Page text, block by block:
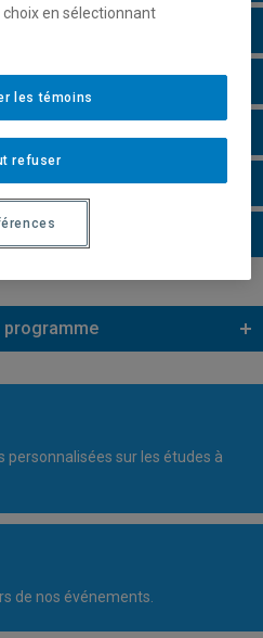
personnalisées sur les études à
de nos événements.
en sélectionnant
refuser
les témoins